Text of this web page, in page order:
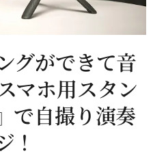
グができて音
マホ用スタン
自撮り演奏
！